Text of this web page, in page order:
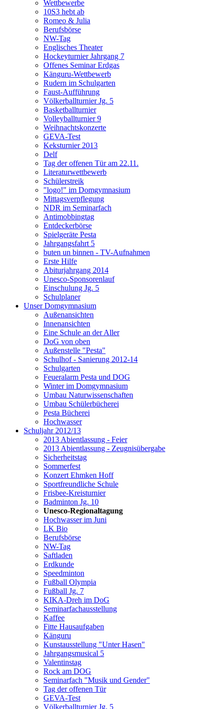
Wettbewerbe
10S3 hebt ab
Romeo & Julia
Berufsbörse
NW-Tag
Englisches Theater
Hockeyturnier Jahrgang 7
Offenes Seminar Erdgas
Känguru-Wettbewerb
Rudern im Schulgarten
Faust-Aufführung
Völkerballturnier Jg. 5
Basketballturnier
Volleyballturnier 9
Weihnachtskonzerte
GEVA-Test
Keksturnier 2013
Delf
Tag der offenen Tür am 22.11.
Literaturwettbewerb
Schülerstreik
"logo!" im Domgymnasium
Mittagsverpflegung
NDR im Seminarfach
Antimobbingtag
Entdeckerbörse
Spielgeräte Pesta
Jahrgangsfahrt 5
buten un binnen - TV-Aufnahmen
Erste Hilfe
Abiturjahrgang 2014
Unesco-Sponsorenlauf
Einschulung Jg. 5
Schulplaner
Unser Domgymnasium
Außenansichten
Innenansichten
Eine Schule an der Aller
DoG von oben
Außenstelle "Pesta"
Schulhof - Sanierung 2012-14
Schulgarten
Feueralarm Pesta und DOG
Winter im Domgymnasium
Umbau Naturwissenschaften
Umbau Schülerbücherei
Pesta Bücherei
Hochwasser
Schuljahr 2012/13
2013 Abientlassung - Feier
2013 Abientlassung - Zeugnisübergabe
Sicherheitstag
Sommerfest
Konzert Ehmken Hoff
Sportfreundliche Schule
Frisbee-Kreisturnier
Badminton Jg. 10
Unesco-Regionaltagung
Hochwasser im Juni
LK Bio
Berufsbörse
NW-Tag
Saftladen
Erdkunde
Speedminton
Fußball Olympia
Fußball Jg. 7
KIKA-Dreh im DoG
Seminarfachausstellung
Kaffee
Fitte Hausaufgaben
Känguru
Kunstausstellung "Unter Hasen"
Jahrgangsmusical 5
Valentinstag
Rock am DOG
Seminarfach "Musik und Gender"
Tag der offenen Tür
GEVA-Test
Völkerballturnier Jg. 5